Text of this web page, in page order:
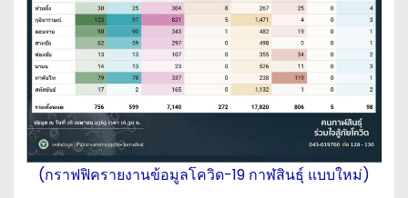
(กราฟฟิครายงานข้อมูลโควิด-19 กาฬสินธุ์ แบบใหม่)